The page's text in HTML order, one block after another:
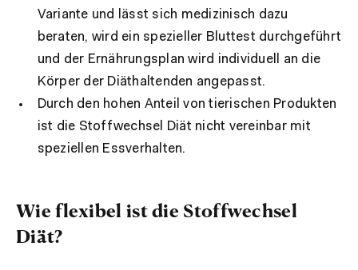
Variante und lässt sich medizinisch dazu
beraten, wird ein spezieller Bluttest durchgeführt
und der Ernährungsplan wird individuell an die
Körper der Diäthaltenden angepasst.
Durch den hohen Anteil von tierischen Produkten
ist die Stoffwechsel Diät nicht vereinbar mit
speziellen Essverhalten.
Wie flexibel ist die Stoffwechsel
Diät?